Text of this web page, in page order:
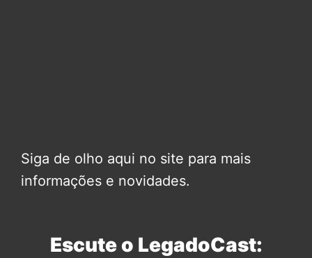
Siga de olho aqui no site para mais
informações e novidades.
Escute o LegadoCast: